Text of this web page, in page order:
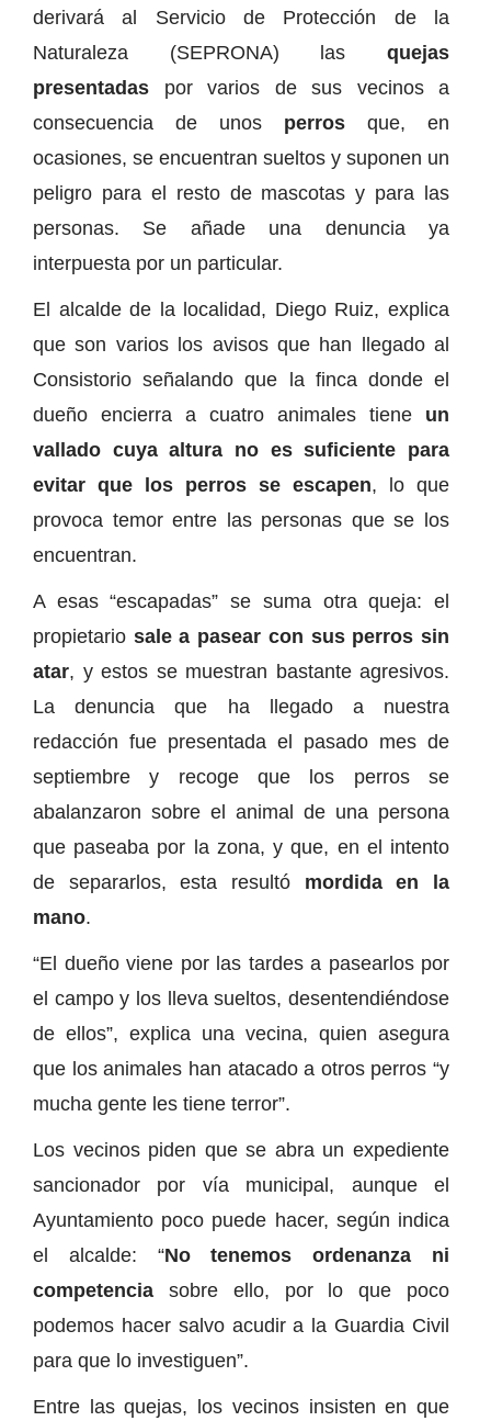
derivará al Servicio de Protección de la
Naturaleza (SEPRONA) las quejas
presentadas por varios de sus vecinos a
consecuencia de unos perros que, en
ocasiones, se encuentran sueltos y suponen un
peligro para el resto de mascotas y para las
personas. Se añade una denuncia ya
interpuesta por un particular.
El alcalde de la localidad, Diego Ruiz, explica
que son varios los avisos que han llegado al
Consistorio señalando que la finca donde el
dueño encierra a cuatro animales tiene un
vallado cuya altura no es suficiente para
evitar que los perros se escapen, lo que
provoca temor entre las personas que se los
encuentran.
A esas “escapadas” se suma otra queja: el
propietario sale a pasear con sus perros sin
atar, y estos se muestran bastante agresivos.
La denuncia que ha llegado a nuestra
redacción fue presentada el pasado mes de
septiembre y recoge que los perros se
abalanzaron sobre el animal de una persona
que paseaba por la zona, y que, en el intento
de separarlos, esta resultó mordida en la
mano.
“El dueño viene por las tardes a pasearlos por
el campo y los lleva sueltos, desentendiéndose
de ellos”, explica una vecina, quien asegura
que los animales han atacado a otros perros “y
mucha gente les tiene terror”.
Los vecinos piden que se abra un expediente
sancionador por vía municipal, aunque el
Ayuntamiento poco puede hacer, según indica
el alcalde: “No tenemos ordenanza ni
competencia sobre ello, por lo que poco
podemos hacer salvo acudir a la Guardia Civil
para que lo investiguen”.
Entre las quejas, los vecinos insisten en que